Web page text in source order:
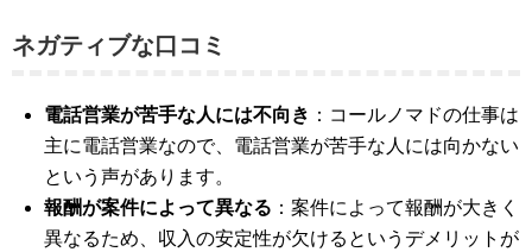
ネガティブな口コミ
電話営業が苦手な人には不向き ：コールノマドの仕事は
主に電話営業なので、電話営業が苦手な人には向かない
という声があります​​​​。
報酬が案件によって異なる ：案件によって報酬が大きく
異なるため、収入の安定性が欠けるというデメリットが